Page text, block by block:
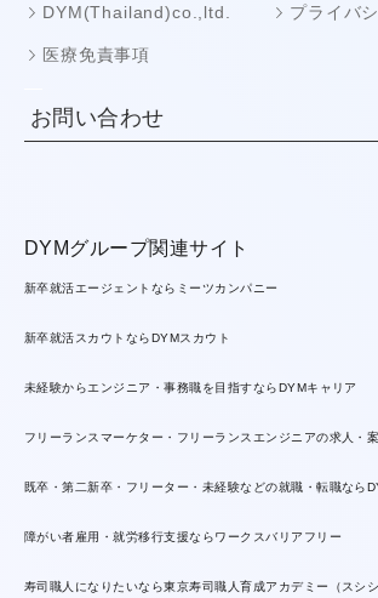
DYM(Thailand)co.,ltd. プライバ
医療免責事項
お問い合わせ
DYMグループ関連サイト
新卒就活エージェントならミーツカンパニー
新卒就活スカウトならDYMスカウト
未経験からエンジニア・事務職を目指すならDYMキャリア
フリーランスマーケター・フリーランスエンジニアの求人・
既卒・第二新卒・フリーター・未経験などの就職・転職なら
障がい者雇用・就労移行支援ならワークスバリアフリー
寿司職人になりたいなら東京寿司職人育成アカデミー（スシシ